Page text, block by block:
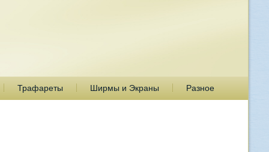
Трафареты Ширмы и Экраны Разное